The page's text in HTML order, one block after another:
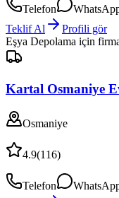
Telefon
Teklif Al
Profili gör
Eşya Depolama için
Kartal Osmaniye
Osmaniye
4.9(116)
Telefon